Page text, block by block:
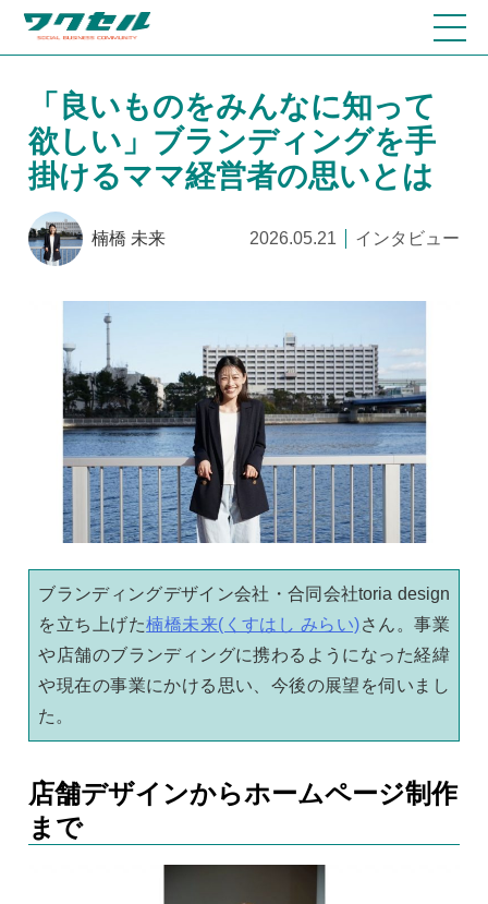
「良いものをみんなに知って
欲しい」ブランディングを手
掛けるママ経営者の思いとは
楠橋 未来 2026.05.21 インタビュー
ブランディングデザイン会社・合同会社toria design
を立ち上げた楠橋未来(くすはし みらい)さん。事業
や店舗のブランディングに携わるようになった経緯
や現在の事業にかける思い、今後の展望を伺いまし
た。
店舗デザインからホームページ制作
まで